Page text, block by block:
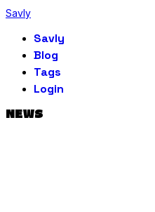
Savly
Savly
Blog
Tags
Login
NEWS